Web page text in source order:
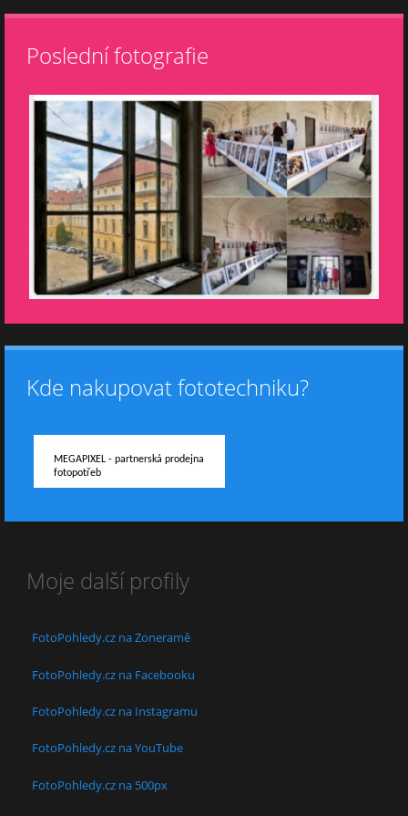
Poslední fotografie
Kde nakupovat fototechniku?
MEGAPIXEL - partnerská prodejna
fotopotřeb
Moje další profily
FotoPohledy.cz na Zoneramě
FotoPohledy.cz na Facebooku
FotoPohledy.cz na Instagramu
FotoPohledy.cz na YouTube
FotoPohledy.cz na 500px